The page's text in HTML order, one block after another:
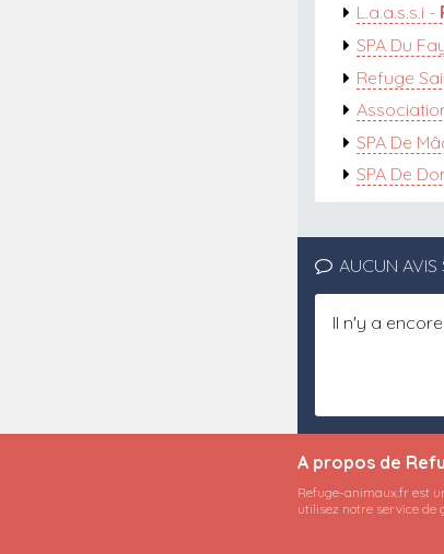
L.a.a.s.s.i -
SPA Du
Refuge
SPA De
SPA De
AUCUN AVIS
Il n'y a
A propos de
Refuge-animaux.fr est
utilisez notre service de